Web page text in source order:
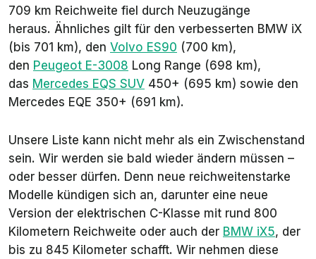
709 km Reichweite fiel durch Neuzugänge
heraus. Ähnliches gilt für den verbesserten BMW iX
(bis 701 km), den Volvo ES90 (700 km),
den Peugeot E-3008 Long Range (698 km),
das Mercedes EQS SUV 450+ (695 km) sowie den
Mercedes EQE 350+ (691 km).
Unsere Liste kann nicht mehr als ein Zwischenstand
sein. Wir werden sie bald wieder ändern müssen –
oder besser dürfen. Denn neue reichweitenstarke
Modelle kündigen sich an, darunter eine neue
Version der elektrischen C-Klasse mit rund 800
Kilometern Reichweite oder auch der BMW iX5, der
bis zu 845 Kilometer schafft. Wir nehmen diese